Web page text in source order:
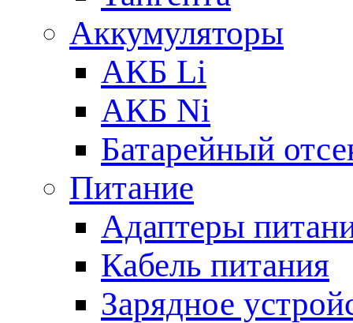
Аккумуляторы
АКБ Li
АКБ Ni
Батарейный
Питание
Адаптеры
Кабель питания
Зарядное